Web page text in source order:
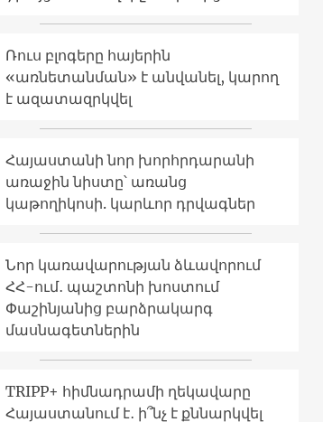
Ռուս բլոգերը հայերին
«առնետանման» է անվանել, կարող
է ազատազրկվել
Հայաստանի նոր խորհրդարանի
առաջին նիստը՝ առանց
կաթողիկոսի. կարևոր դրվագներ
Նոր կառավարության ձևավորում
ՀՀ-ում․ պաշտոնի խոստում
Փաշինյանից բարձրակարգ
մասնագետներին
TRIPP+ հիմնադրամի ղեկավարը
Հայաստանում է․ ի՞նչ է քննարկվել